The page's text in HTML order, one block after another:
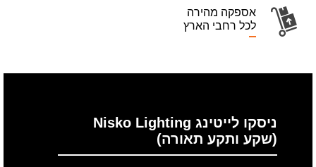
אספקה מהירה
לכל רחבי הארץ
ניסקו לייטינג Nisko Lighting
(שקע ותקע תאורה)